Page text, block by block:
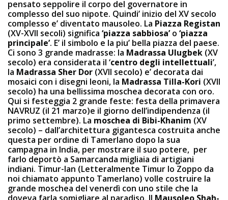
pensato seppolire il corpo del governatore in
complesso del suo nipote. Quindi’ inizio del XV secolo
complesso e’ diventato mausoleo. La Piazza Registan
(XV-XVII secoli) significa ‘piazza sabbiosa’o ‘piazza
principale’. E’ il simbolo e la piu’ bella piazza del paese.
Ci sono 3 grande madrasse: la Madrassa Ulugbek (XV
secolo) era considerata il ‘centro degli intellettuali’,
la Madrassa Sher Dor (XVII secolo) e’ decorata dai
mosaici con i disegni leoni, la Madrassa Tilla-Kori (XVII
secolo) ha una bellissima moschea decorata con oro.
Qui si festeggia 2 grande feste: festa della primavera
NAVRUZ (il 21 marzo)e il giorno dell’indipendenza (il
primo settembre). La moschea di Bibi-Khanim (XV
secolo) – dall’architettura gigantesca costruita anche
questa per ordine di Tamerlano dopo la sua
campagna in India, per mostrare il suo potere, per
farlo deportò a Samarcanda migliaia di artigiani
indiani. Timur-lan (Letteralmente Timur lo Zoppo da
noi chiamato appunto Tamerlano) volle costruire la
grande moschea del venerdì con uno stile che la